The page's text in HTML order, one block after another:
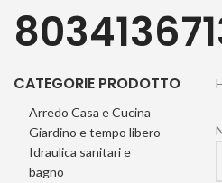
CATEGORIE PRODOTTO
Arredo Casa e Cucina
Giardino e tempo libero
Idraulica sanitari e
bagno